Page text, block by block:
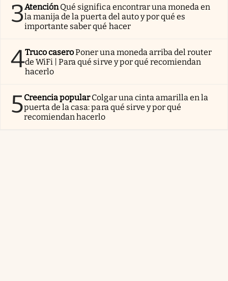
3AtenciónQué significa encontrar una moneda en
la manija de la puerta del auto y por qué es
importante saber qué hacer
4Truco caseroPoner una moneda arriba del router
de WiFi | Para qué sirve y por qué recomiendan
hacerlo
5Creencia popularColgar una cinta amarilla en la
puerta de la casa: para qué sirve y por qué
recomiendan hacerlo